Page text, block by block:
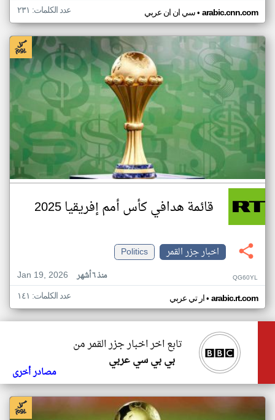
سي ان ان عربي• arabic.cnn.com عدد الكلمات: ٢٣١
قائمة هدافي كأس أمم إفريقيا 2025
اخبار جزر القمر
Politics
Jan 19, 2026
منذ ٦ أشهر QG60YL
ار تي عربي• arabic.rt.com عدد الكلمات: ١٤١
تابع اخر اخبار جزر القمر من
بي بي سي عربي
مصادر أخرى